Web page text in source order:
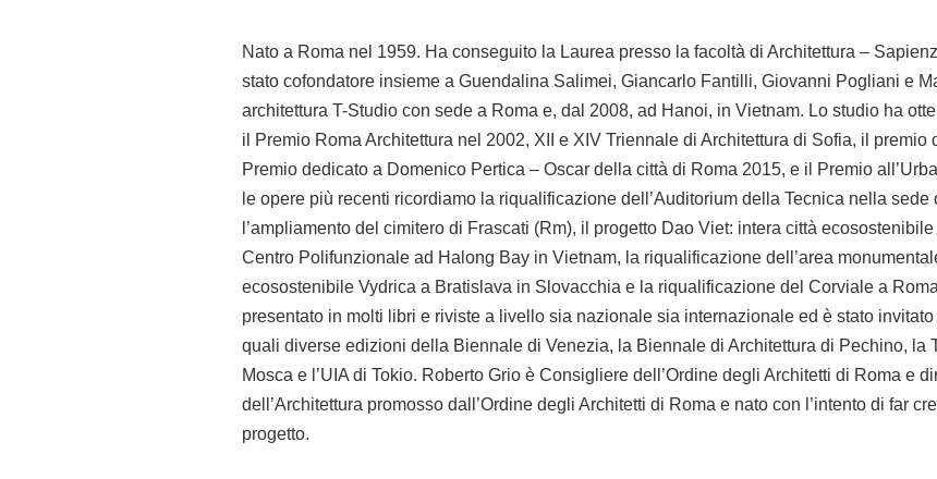
Nato a Roma nel 1959. Ha conseguito la Laurea presso la facoltà di Architettura –
stato cofondatore insieme a Guendalina Salimei, Giancarlo Fantilli, Giovanni Pogliani e
architettura T-Studio con sede a Roma e, dal 2008, ad Hanoi, in Vietnam. Lo studio ha
il Premio Roma Architettura nel 2002, XII e XIV Triennale di Architettura di Sofia, il premio
Premio dedicato a Domenico Pertica – Oscar della città di Roma 2015, e il Premio
le opere più recenti ricordiamo la riqualificazione dell’Auditorium della Tecnica nella
l’ampliamento del cimitero di Frascati (Rm), il progetto Dao Viet: intera città
Centro Polifunzionale ad Halong Bay in Vietnam, la riqualificazione dell’area
ecosostenibile Vydrica a Bratislava in Slovacchia e la riqualificazione del Corviale a
presentato in molti libri e riviste a livello sia nazionale sia internazionale ed è stato
quali diverse edizioni della Biennale di Venezia, la Biennale di Architettura di Pechino, la
Mosca e l’UIA di Tokio. Roberto Grio è Consigliere dell’Ordine degli Architetti di Roma e
dell’Architettura promosso dall’Ordine degli Architetti di Roma e nato con l’intento di far
progetto.